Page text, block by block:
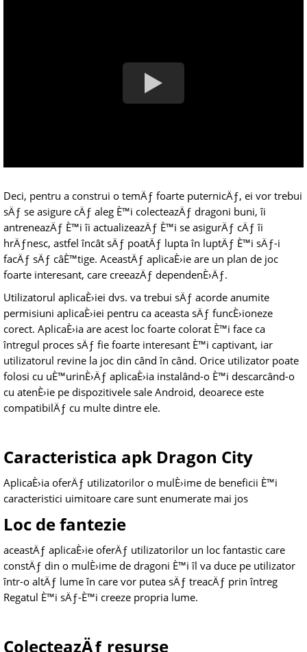
Deci, pentru a construi o temÄƒ foarte puternicÄƒ, ei vor trebui
sÄƒ se asigure cÄƒ aleg È™i colecteazÄƒ dragoni buni, îi
antreneazÄƒ È™i îi actualizeazÄƒ È™i se asigurÄƒ cÄƒ îi
hrÄƒnesc, astfel încât sÄƒ poatÄƒ lupta în luptÄƒ È™i sÄƒ-i
facÄƒ sÄƒ câÈ™tige. AceastÄƒ aplicaÈ›ie are un plan de joc
foarte interesant, care creeazÄƒ dependenÈ›Äƒ.
Utilizatorul aplicaÈ›iei dvs. va trebui sÄƒ acorde anumite
permisiuni aplicaÈ›iei pentru ca aceasta sÄƒ funcÈ›ioneze
corect. AplicaÈ›ia are acest loc foarte colorat È™i face ca
întregul proces sÄƒ fie foarte interesant È™i captivant, iar
utilizatorul revine la joc din când în când. Orice utilizator poate
folosi cu uÈ™urinÈ›Äƒ aplicaÈ›ia instalând-o È™i descarcând-o
cu atenÈ›ie pe dispozitivele sale Android, deoarece este
compatibilÄƒ cu multe dintre ele.
Caracteristica apk Dragon City
AplicaÈ›ia oferÄƒ utilizatorilor o mulÈ›ime de beneficii È™i
caracteristici uimitoare care sunt enumerate mai jos
Loc de fantezie
aceastÄƒ aplicaÈ›ie oferÄƒ utilizatorilor un loc fantastic care
constÄƒ din o mulÈ›ime de dragoni È™i îl va duce pe utilizator
într-o altÄƒ lume în care vor putea sÄƒ treacÄƒ prin întreg
Regatul È™i sÄƒ-È™i creeze propria lume.
ColecteazÄƒ resurse